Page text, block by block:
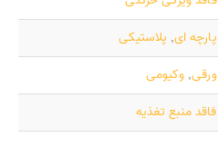
پارچه ای, پلاستیکی
ورقی, وکیومی
فاقد منبع تغذیه